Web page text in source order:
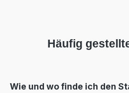
Häufig
Wie und wo finde ich den